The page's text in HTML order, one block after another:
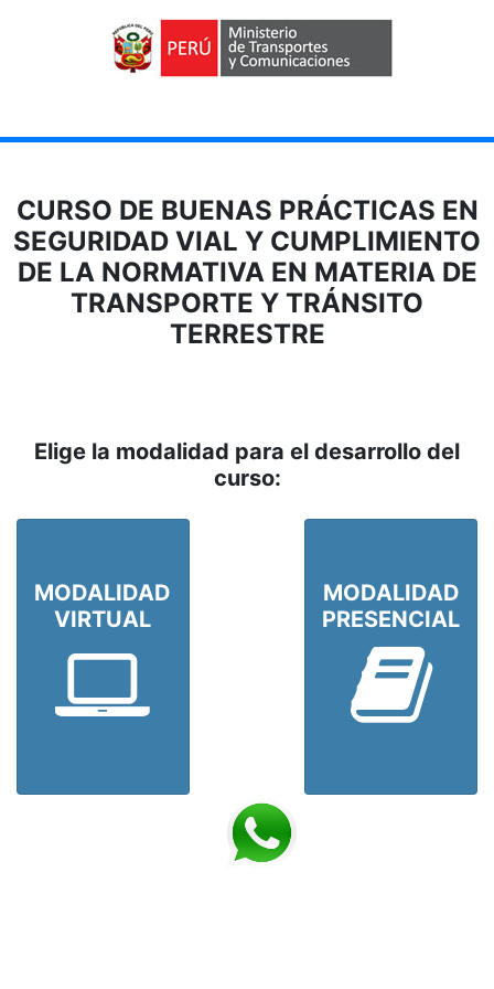
CURSO DE BUENAS PRÁCTICAS EN
SEGURIDAD VIAL Y CUMPLIMIENTO
DE LA NORMATIVA EN MATERIA DE
TRANSPORTE Y TRÁNSITO
TERRESTRE
Elige la modalidad para el desarrollo del
curso:
MODALIDAD
VIRTUAL
MODALIDAD
PRESENCIAL